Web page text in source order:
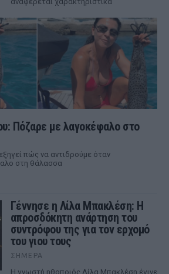
Πόζαρε με λαγοκέφαλο στο
πώς να αντιδρούμε όταν
στη θάλασσα
Γέννησε η Λίλα Μπακλέση: Η
απροσδόκητη ανάρτηση του
συντρόφου της για τον ερχομό
του γιου τους
ΣΉΜΕΡΑ
Η γνωστή ηθοποιός Λίλα Μπακλέση έγινε